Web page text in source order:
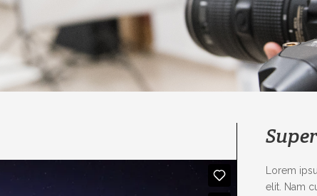
Lorem
elit. Nam